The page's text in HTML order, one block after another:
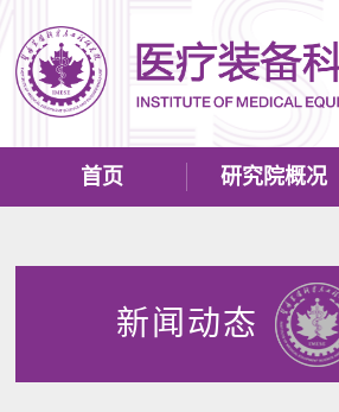
首页 研究院概况
新闻动态